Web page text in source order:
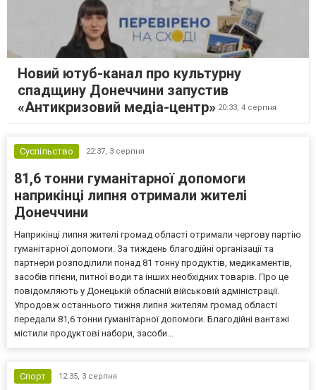
Новий ютуб-канал про культурну
спадщину Донеччини запустив
«Антикризовий медіа-центр» 20:33, 4 серпня
Суспільство 22:37, 3 серпня
81,6 тонни гуманітарної допомоги
наприкінці липня отримали жителі
Донеччини
Наприкінці липня жителі громад області отримали чергову партію
гуманітарної допомоги. За тиждень благодійні організації та
партнери розподілили понад 81 тонну продуктів, медикаментів,
засобів гігієни, питної води та інших необхідних товарів. Про це
повідомляють у Донецькій обласній військовій адміністрації.
Упродовж останнього тижня липня жителям громад області
передали 81,6 тонни гуманітарної допомоги. Благодійні вантажі
містили продуктові набори, засоби...
Спорт 12:35, 3 серпня